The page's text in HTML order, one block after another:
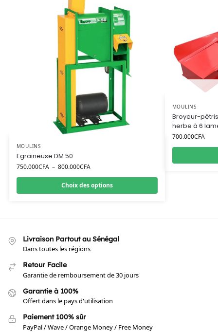
MOULINS
Egraineuse DM 50
750.000CFA – 800.000CFA
Choix des options
MOULINS
Broyeur-
herbe à 6
700.000CFA
Livraison Partout au Sénégal
Dans toutes les régions
Retour Facile
Garantie de remboursement de 30 jours
Garantie à 100%
Offert dans le pays d'utilisation
Paiement 100% sûr
PayPal / Wave / Orange Money / Free Money